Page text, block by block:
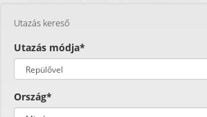
Utazás kereső
Utazás módja*
Ország*